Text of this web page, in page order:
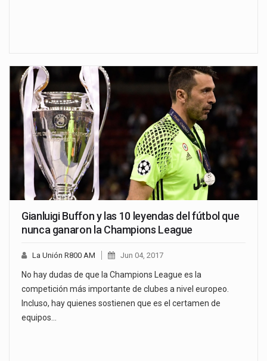
Gianluigi Buffon y las 10 leyendas del fútbol que
nunca ganaron la Champions League
La Unión R800 AM Jun 04, 2017
No hay dudas de que la Champions League es la
competición más importante de clubes a nivel europeo.
Incluso, hay quienes sostienen que es el certamen de
equipos…